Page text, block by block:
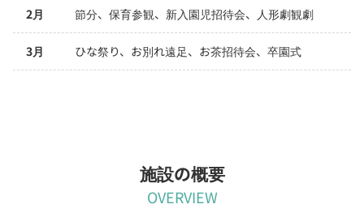
2月 節分、保育参観、新入園児招待会、人形劇観劇
3月 ひな祭り、お別れ遠足、お茶招待会、卒園式
施設の概要
OVERVIEW